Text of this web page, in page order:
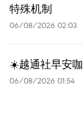
特殊机制
06/08/2026 02:03
☀️越通社早安咖
06/08/2026 01:54